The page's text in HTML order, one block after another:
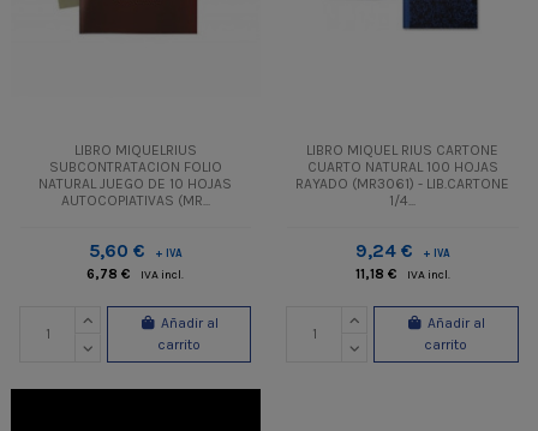
LIBRO MIQUELRIUS
SUBCONTRATACION FOLIO
NATURAL JUEGO DE 10 HOJAS
AUTOCOPIATIVAS (MR...
5,60 € + IVA
6,78 € IVA incl.
Añadir al
carrito
LIBRO MIQUEL RIUS CARTONE
CUARTO NATURAL 100 HOJAS
RAYADO (MR3061) - LIB.CARTONE
1/4...
9,24 € + IVA
11,18 € IVA incl.
Añadir al
carrito